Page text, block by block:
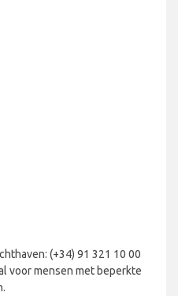
(+34) 91 321 10 00
voor mensen met beperkte